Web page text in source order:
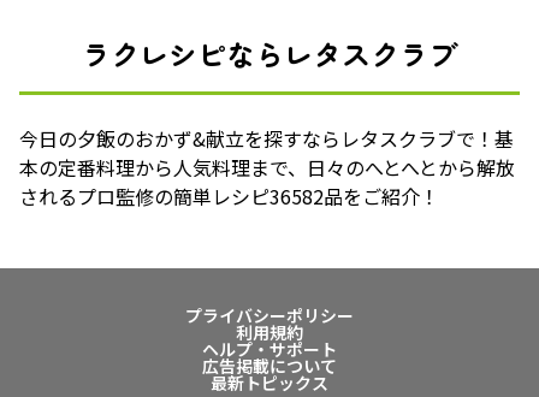
ラクレシピならレタスクラブ
今日の夕飯のおかず&献立を探すならレタスクラブで！基
本の定番料理から人気料理まで、日々のへとへとから解放
されるプロ監修の簡単レシピ36582品をご紹介！
プライバシーポリシー
利用規約
ヘルプ・サポート
広告掲載について
最新トピックス